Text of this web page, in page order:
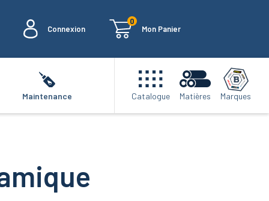
Connexion
0
Mon Panier
Maintenance Catalogue Matières Marques